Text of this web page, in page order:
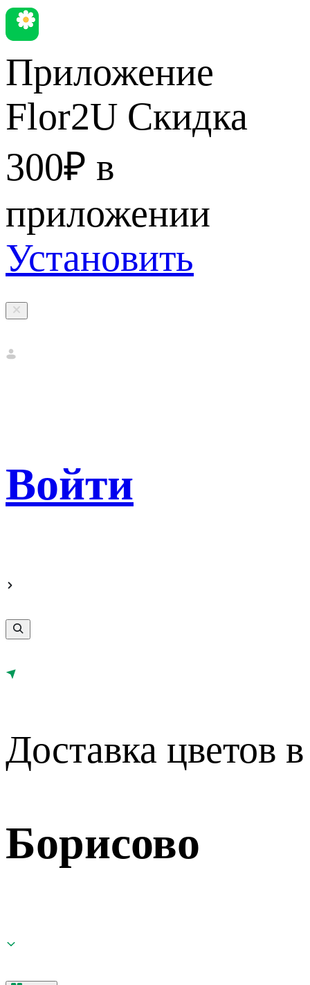
Приложение
Flor2U Скидка
300₽ в
приложении
Установить
Войти
Доставка цветов в
Борисово